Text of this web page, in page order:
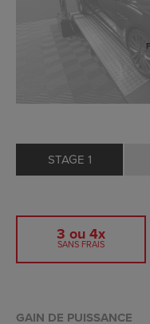
STAGE 1
3 ou 4x
SANS FRAIS
GAIN DE PUISSANCE